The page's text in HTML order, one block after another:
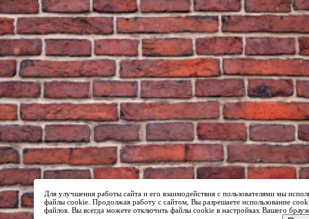
Для улучшения работы сайта и его взаимодействия с пользователями мы
файлы cookie. Продолжая работу с сайтом, Вы разрешаете использование
файлов. Вы всегда можете отключить файлы cookie в настройках Вашего